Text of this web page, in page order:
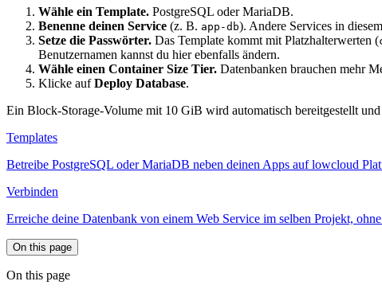
Wähle ein Template. PostgreSQL oder MariaDB.
Benenne deinen Service (z. B. app-db). Andere Services in
Setze die Passwörter. Das Template kommt mit Platzhalterwerten (
Benutzernamen kannst du hier ebenfalls ändern.
Wähle einen Container Size Tier. Datenbanken brauchen mehr
Klicke aufDeploy Database.
Ein Block-Storage-Volume mit 10 GiB wird automatisch bereitgestellt
Templates
Betreibe PostgreSQL oder MariaDB neben deinen Apps auf lowcloud
Verbinden
Erreiche deine Datenbank von einem Web Service im selben Projekt,
On this page
On this page